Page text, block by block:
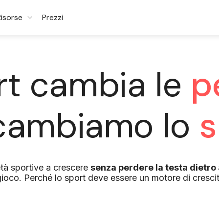
Prezzi
cambia le
lo
sportive a crescere senza perdere la testa
Perché lo sport deve essere un motore di